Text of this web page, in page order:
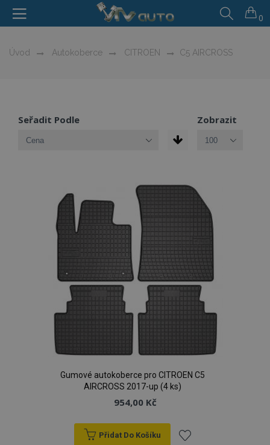
0
Úvod Autokoberce CITROEN C5 AIRCROSS
Seřadit Podle Zobrazit
Gumové autokoberce pro CITROEN C5
AIRCROSS 2017-up (4 ks)
954,00 Kč
Přidat Do Košíku